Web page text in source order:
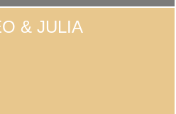
& JULIA